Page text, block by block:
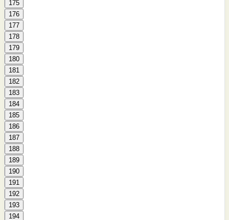
175
176
177
178
179
180
181
182
183
184
185
186
187
188
189
190
191
192
193
194